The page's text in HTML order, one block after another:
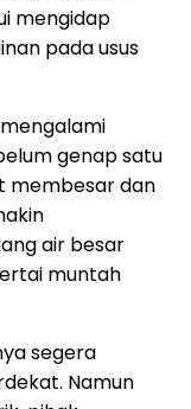
mengidap
pada usus
genap satu
membesar dan
air besar
muntah
segera
Namun